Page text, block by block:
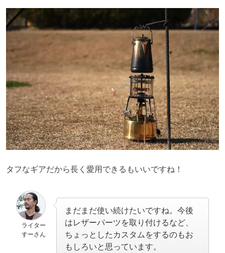
タフなギアだから長く愛用できるもいいですね！
ライター
すーさん
まだまだ使い続けたいですね。今後
はレザーパーツを取り付けるなど、
ちょっとしたカスタムをするのもお
もしろいと思っています。